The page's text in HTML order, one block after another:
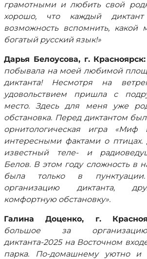
грамотными и любить свой
хорошо, что каждый
возможность вспомнить, какой
богатый русский язык!»
Дарья Белоусова, г. Красноярск:
побывала на моей любимой
диктанта! Несмотря на
удовольствием пришла с
место. Здесь для меня уже
обстановка. Перед диктантом
орнитологическая игра
интересными фактами о птицах.
известный теле- и
Белов. В этом году сложность в
была только в
организацию диктанта,
комфортную обстановку».
Галина Доценко, г.
большое за
диктанта-2025 на Восточном
парка. По-домашнему уютно и